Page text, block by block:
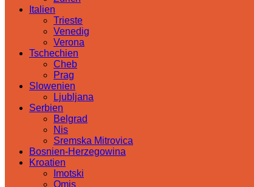
Italien
Trieste
Venedig
Verona
Tschechien
Cheb
Prag
Slowenien
Ljubljana
Serbien
Belgrad
Nis
Sremska Mitrovica
Bosnien-Herzegowina
Kroatien
Imotski
Omis